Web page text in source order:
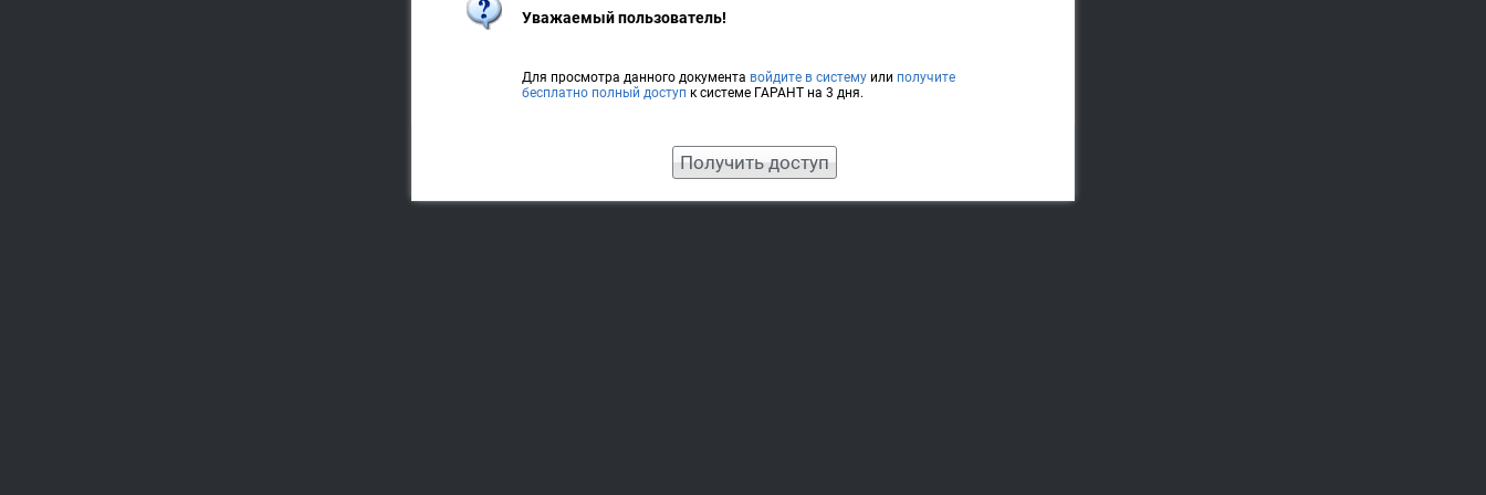
Уважаемый пользователь!
Для просмотра данного документа войдите в систему или получите
бесплатно полный доступ к системе ГАРАНТ на 3 дня.
Получить доступ